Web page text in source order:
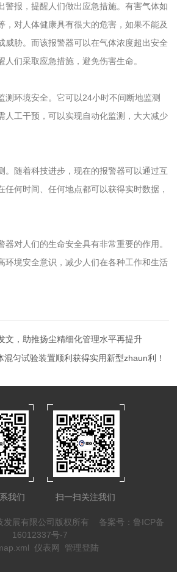
报，提醒人们做出应急措施。有害气体如
，对人体健康具有很大的危害，如果不能及
威胁。而该报警器可以在气体浓度超出安全
人们采取应急措施，避免伤害生命。
环境安全。它可以24小时不间断地监测
人工干预，可以实现自动化监测，大大减少
随着科技进步，现在的报警器可以通过互
任何时间、任何地点都可以获得实时数据，
对人们的生命安全具有非常重要的作用。
环境安全意识，减少人们在各种工作和生活
文，助推扬尘精细化管理水平再提升
混匀试验装置顺利获得实用新型zhaun利！
我们 扫一扫关注我们
发展有限公司版权所有 备案号：鲁ICP备
16012337号-7
仪表网 管理登陆